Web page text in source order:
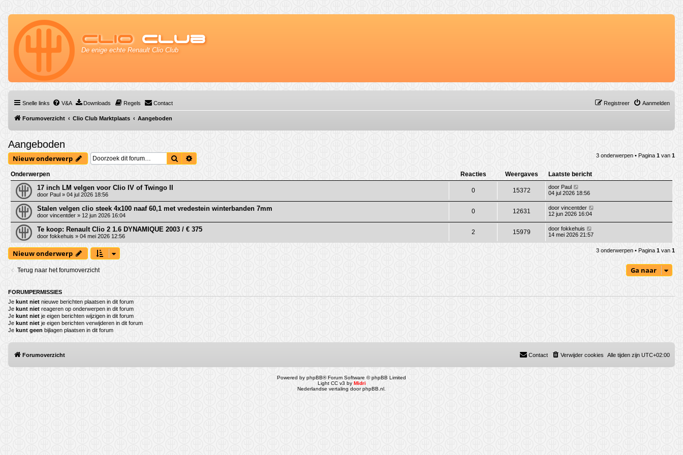
Clio Club
De enige echte Renault Clio Club
Snelle links V&A Downloads Regels Contact Aanmelden
Registreer
Forumoverzicht Clio Club Marktplaats Aangeboden
Aangeboden
Nieuw onderwerp Zoek 3 onderwerpen • Pagina 1 van 1
Onderwerpen Reacties Weergaves Laatste bericht
17 inch LM velgen voor Clio IV of Twingo II
door Paul » 04 jul 2026 18:56
0 15372 door Paul
04 jul 2026 18:56
Stalen velgen clio steek 4x100 naaf 60,1 met vredestein winterbanden 7mm
door vincentder » 12 jun 2026 16:04
0 12631 door vincentder
12 jun 2026 16:04
Te koop: Renault Clio 2 1.6 DYNAMIQUE 2003 / € 375
door fokkehuis » 04 mei 2026 12:56
2 15979 door fokkehuis
14 mei 2026 21:57
Nieuw onderwerp 3 onderwerpen • Pagina 1 van 1
Terug naar het forumoverzicht Ga naar
FORUMPERMISSIES
Je kunt niet nieuwe berichten plaatsen in dit forum
Je kunt niet reageren op onderwerpen in dit forum
Je kunt niet je eigen berichten wijzigen in dit forum
Je kunt niet je eigen berichten verwijderen in dit forum
Je kunt geen bijlagen plaatsen in dit forum
Forumoverzicht Alle tijden zijn UTC+02:00
Verwijder cookies
Contact
Powered by phpBB® Forum Software © phpBB Limited
Light CC v3 by Midri
Nederlandse vertaling doorphpBB.nl